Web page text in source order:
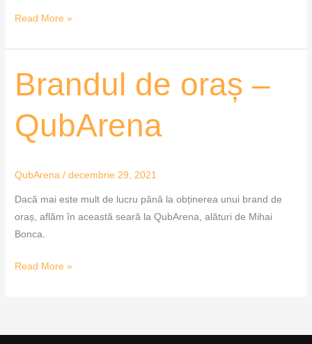
Read More »
Brandul de oraș –
QubArena
QubArena /decembrie 29, 2021
Dacă mai este mult de lucru până la obținerea unui brand de
oraș, aflăm în această seară la QubArena, alături de Mihai
Bonca.
Brandul
de
–
QubArena
Read More »